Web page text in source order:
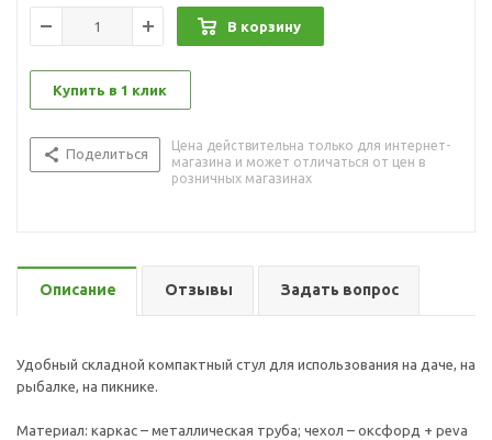
В корзину
Купить в 1 клик
Поделиться
Цена действительна только для интернет-
магазина и может отличаться от цен в
розничных магазинах
Описание Отзывы Задать вопрос
Удобный складной компактный стул для использования на даче, на
рыбалке, на пикнике.
Материал: каркас – металлическая труба; чехол – оксфорд + peva